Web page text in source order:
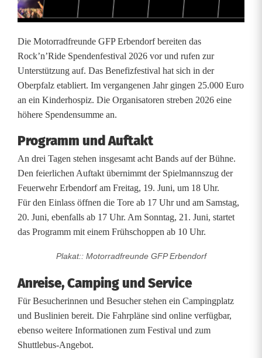
R
d
e
2
0
2
6
w
i
l
S
p
e
n
Die Motorradfreunde GFP Erbendorf bereiten das
Rock’n’Ride Spendenfestival 2026 vor und rufen zur
Unterstützung auf. Das Benefizfestival hat sich in der
Oberpfalz etabliert. Im vergangenen Jahr gingen 25.000 Euro
an ein Kinderhospiz. Die Organisatoren streben 2026 eine
höhere Spendensumme an.
Programm und Auftakt
An drei Tagen stehen insgesamt acht Bands auf der Bühne.
Den feierlichen Auftakt übernimmt der Spielmannszug der
Feuerwehr Erbendorf am Freitag, 19. Juni, um 18 Uhr.
Für den Einlass öffnen die Tore ab 17 Uhr und am Samstag,
20. Juni, ebenfalls ab 17 Uhr. Am Sonntag, 21. Juni, startet
das Programm mit einem Frühschoppen ab 10 Uhr.
Plakat:: Motorradfreunde GFP Erbendorf
Anreise, Camping und Service
Für Besucherinnen und Besucher stehen ein Campingplatz
und Buslinien bereit. Die Fahrpläne sind online verfügbar,
ebenso weitere Informationen zum Festival und zum
Shuttlebus-Angebot.